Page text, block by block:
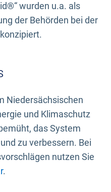
wurden u.a. als
der Behörden bei der
Niedersächsischen
und Klimaschutz
das System
zu verbessern. Bei
nutzen Sie
.